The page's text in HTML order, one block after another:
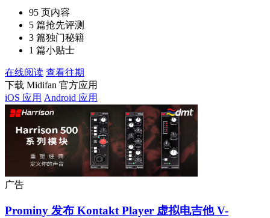
95 页内容
5 篇抢先评测
3 篇独门秘籍
1 篇小贴士
在线阅读 查看往期
下载 Midifan 官方应用
iOS 应用 Android 应用
广告
Prominy 发布 Kontakt Player 虚拟电吉他 V-